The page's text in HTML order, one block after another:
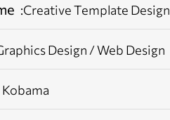
:Creative Template Design
Design / Web Design
Kobama